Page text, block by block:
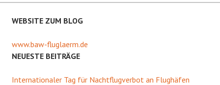
WEBSITE ZUM BLOG
www.baw-fluglaerm.de
NEUESTE BEITRÄGE
Internationaler Tag für Nachtflugverbot an Flughäfen